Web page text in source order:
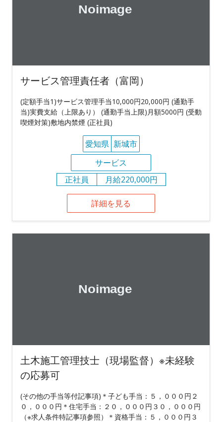
サービス管理責任者（富岡）
(定額手当1)サービス管理手当10,000円20,000円 (通勤手
当)実費支給（上限あり） (通勤手当上限)月額5000円 (受動
喫煙対策)敷地内禁煙 (正社員)
愛知県 新城市
サービス
正社員
月給220,000円
詳細を見る
土木施工管理技士（現場監督）※未経験
の応募可
(その他の手当等付記事項)＊子ども手当：５，０００円２
０，０００円＊住宅手当：２０，０００円３０，０００円
（※求人条件特記事項参照）＊資格手当：５，０００円３